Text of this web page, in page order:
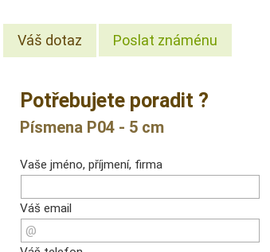
Váš dotaz Poslat známénu
Potřebujete poradit ?
Písmena P04 - 5 cm
Vaše jméno, příjmení, firma
Váš email